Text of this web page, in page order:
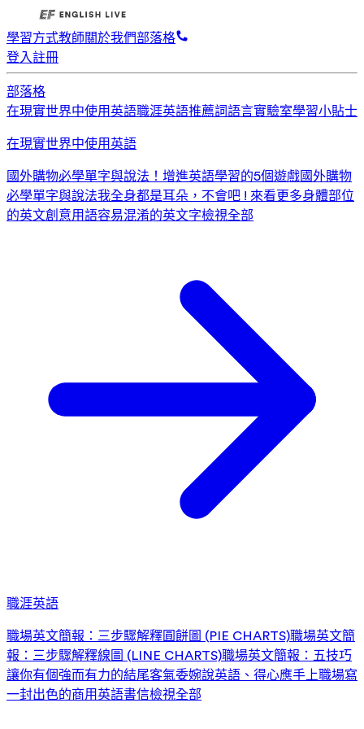
學習方式教師關於我們部落格
登入註冊
部落格
在現實世界中使用英語職涯英語推薦詞語言實驗室學習小貼士
在現實世界中使用英語
國外購物必學單字與說法！ 增進英語學習的5個遊戲國外購物
必學單字與說法我全身都是耳朵，不會吧 ! 來看更多身體部位
的英文創意用語容易混淆的英文字檢視全部
職涯英語
職場英文簡報：三步驟解釋圓餅圖 (PIE CHARTS)職場英文簡
報：三步驟解釋線圖 (LINE CHARTS)職場英文簡報：五技巧
讓你有個強而有力的結尾客氣委婉說英語、得心應手上職場寫
一封出色的商用英語書信檢視全部